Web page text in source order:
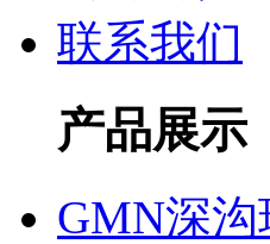
联系我们
产品展示
GMN深